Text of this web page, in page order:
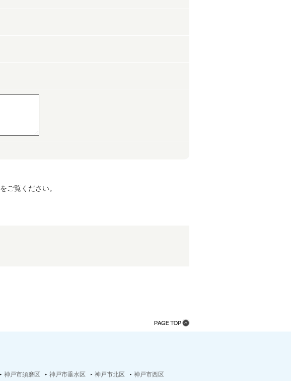
をご覧ください。
神戸市須磨区 神戸市垂水区 神戸市北区 神戸市西区